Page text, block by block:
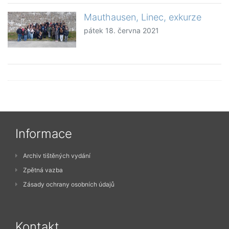
Mauthausen, Linec, exkurze
pátek 18. června 2021
Informace
Archiv tištěných vydání
Zpětná vazba
Zásady ochrany osobních údajů